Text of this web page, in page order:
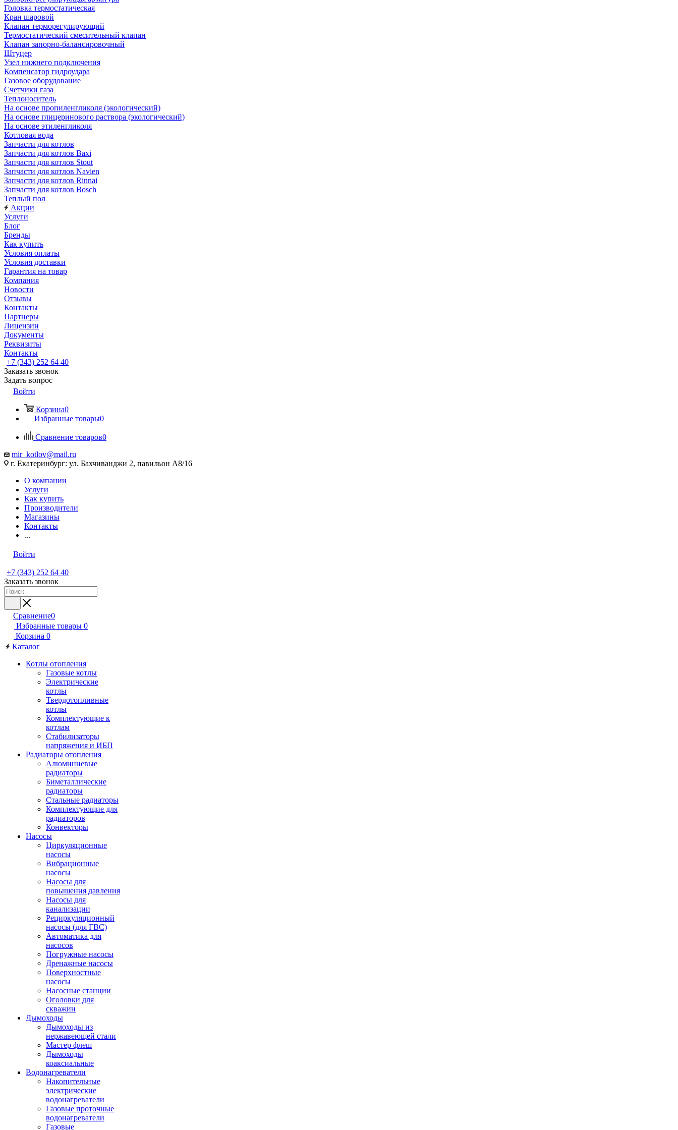
Головка термостатическая
Кран шаровой
Клапан терморегулирующий
Термостатический смесительный клапан
Клапан запорно-балансировочный
Штуцер
Узел нижнего подключения
Компенсатор гидроудара
Газовое оборудование
Счетчики газа
Теплоноситель
На основе пропиленгликоля (экологический)
На основе глицеринового раствора (экологический)
На основе этиленгликоля
Котловая вода
Запчасти для котлов
Запчасти для котлов Baxi
Запчасти для котлов Stout
Запчасти для котлов Navien
Запчасти для котлов Rinnai
Запчасти для котлов Bosch
Теплый пол
Акции
Услуги
Блог
Бренды
Как купить
Условия оплаты
Условия доставки
Гарантия на товар
Компания
Новости
Отзывы
Контакты
Партнеры
Лицензии
Документы
Реквизиты
Контакты
+7 (343) 252 64 40
Заказать звонок
Задать вопрос
Войти
Корзина0
Избранные товары0
Сравнение товаров0
mir_kotlov@mail.ru
г. Екатеринбург: ул. Бахчиванджи 2, павильон А8/16
О компании
Услуги
Как купить
Производители
Магазины
Контакты
...
Войти
+7 (343) 252 64 40
Заказать звонок
Сравнение0
Избранные товары 0
Корзина 0
Каталог
Котлы отопления
Газовые котлы
Электрические
котлы
Твердотопливные
котлы
Комплектующие к
котлам
Стабилизаторы
напряжения и ИБП
Радиаторы отопления
Алюминиевые
радиаторы
Биметаллические
радиаторы
Стальные радиаторы
Комплектующие для
радиаторов
Конвекторы
Насосы
Циркуляционные
насосы
Вибрационные
насосы
Насосы для
повышения давления
Насосы для
канализации
Рециркуляционный
насосы (для ГВС)
Автоматика для
насосов
Погружные насосы
Дренажные насосы
Поверхностные
насосы
Насосные станции
Оголовки для
скважин
Дымоходы
Дымоходы из
нержавеющей стали
Мастер флеш
Дымоходы
коаксиальные
Водонагреватели
Накопительные
электрические
водонагреватели
Газовые проточные
водонагреватели
Газовые